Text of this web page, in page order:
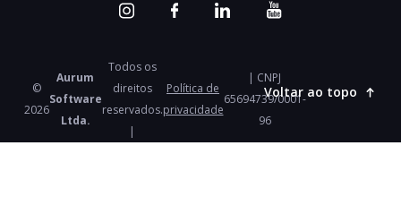
©
2026
Aurum
Software
Ltda.
Todos os
direitos
reservados.
|
Política de
privacidade
| CNPJ
65694739/0001-
96
Voltar ao topo